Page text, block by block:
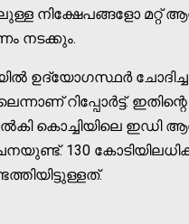
നിക്ഷേപങ്ങളോ മറ്റ്
നടക്കും.
ഉദ്യോഗസ്ഥർ
റിപ്പോർട്ട്.
കൊച്ചിയിലെ ഇഡി
130